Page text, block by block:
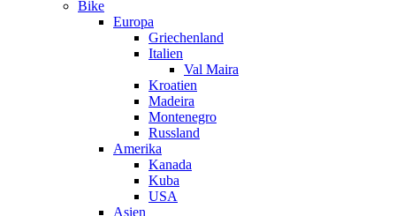
Bike
Europa
Griechenland
Italien
Val Maira
Kroatien
Madeira
Montenegro
Russland
Amerika
Kanada
Kuba
USA
Asien